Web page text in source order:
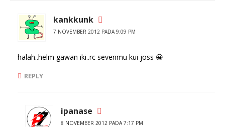
kankkunk
7 NOVEMBER 2012 PADA 9:09 PM
halah..helm gawan iki..rc sevenmu kui joss 😀
REPLY
ipanase
8 NOVEMBER 2012 PADA 7:17 PM